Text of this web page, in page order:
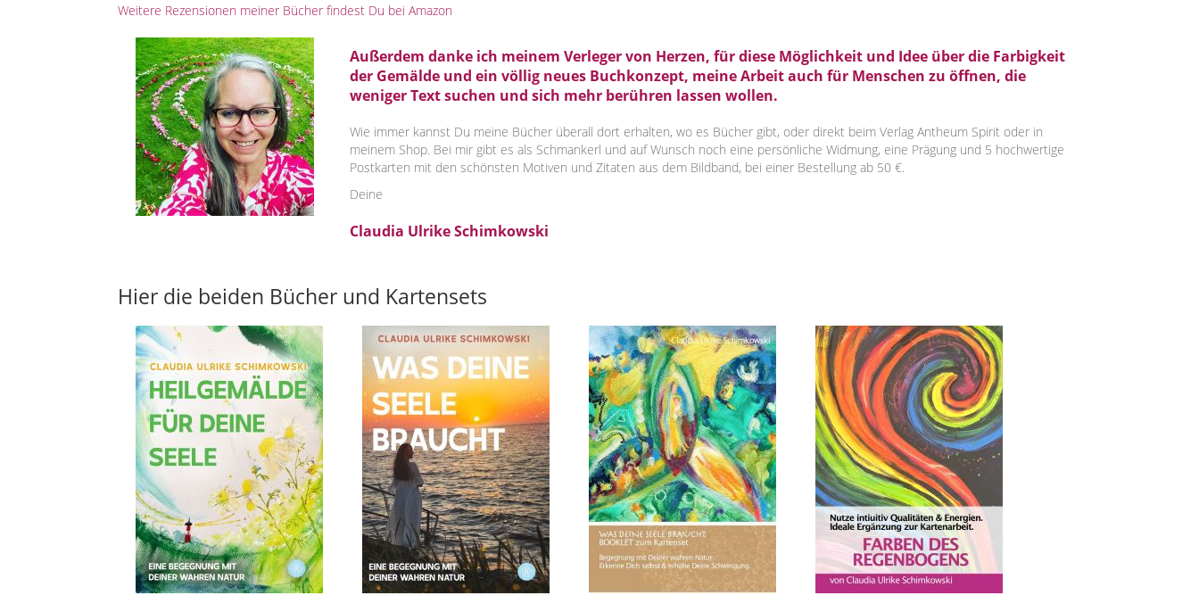
Weitere Rezensionen meiner Bücher findest Du bei Amazon
Außerdem danke ich meinem Verleger von Herzen, für diese Möglichkeit und Idee über die Farbigkeit
der Gemälde und ein völlig neues Buchkonzept, meine Arbeit auch für Menschen zu öffnen, die
weniger Text suchen und sich mehr berühren lassen wollen.
Wie immer kannst Du meine Bücher überall dort erhalten, wo es Bücher gibt, oder direkt beim Verlag Antheum Spirit oder in
meinem Shop. Bei mir gibt es als Schmankerl und auf Wunsch noch eine persönliche Widmung, eine Prägung und 5 hochwertige
Postkarten mit den schönsten Motiven und Zitaten aus dem Bildband, bei einer Bestellung ab 50 €.
Deine
Claudia Ulrike Schimkowski
Hier die beiden Bücher und Kartensets